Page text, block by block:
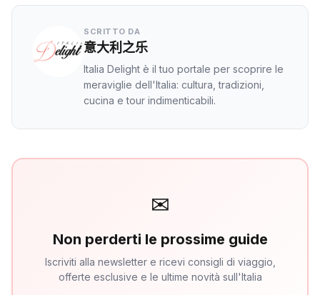
SCRITTO DA
意大利之乐
Italia Delight è il tuo portale per scoprire le
meraviglie dell'Italia: cultura, tradizioni,
cucina e tour indimenticabili.
✉
Non perderti le prossime guide
Iscriviti alla newsletter e ricevi consigli di viaggio,
offerte esclusive e le ultime novità sull'Italia